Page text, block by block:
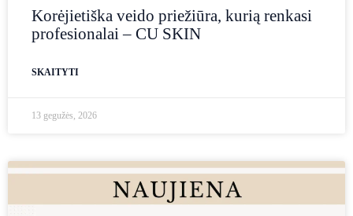
Korėjietiška veido priežiūra, kurią renkasi
profesionalai – CU SKIN
SKAITYTI
13 gegužės, 2026